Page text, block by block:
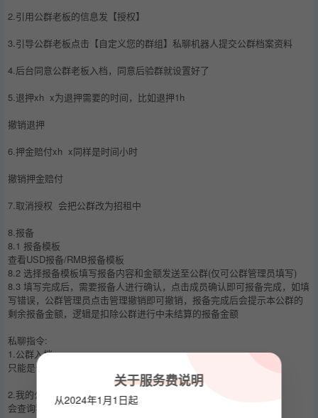
2.引用公群老板的信息发【授权】
3.引导公群老板点击【自定义您的群组】私聊机器人提交公群档案资料
4.后台同意公群老板入档，同意后验群就设置好了
5.退押xh x为退押需要的时间，比如退押1h
撤销退押
6.押金赔付xh x同样是时间小时
撤销押金赔付
7.取消授权 会把公群改为招租中
8.报备
8.1 报备模板
查看USD报备/RMB报备模板
8.2 选择报备模板填写报备内容和金额发送至公群(仅可公群管理员填写)
8.3 填写完成后，需要报备人进行确认，点击成员确认即可报备完成，如填
写错误，公群管理员点击管理撤销即可撤销，报备完成后会提示本公群的
剩余报备金额，逻辑是扣除公群进行中未结算的报备金额
私聊指令:
1.公群入档
只能是公群老板进行入档，根据模板填写发送即可
2.我的公群
会查询我名下的公群，对应类别和押金总额
关于服务费说明
从2024年1月1日起